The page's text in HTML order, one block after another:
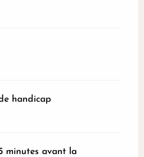
handicap
minutes avant la